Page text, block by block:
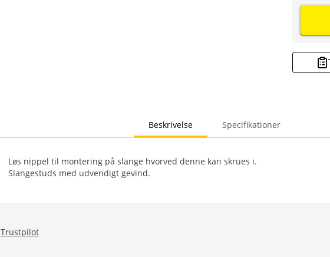
Beskrivelse Specifikationer
Løs nippel til montering på slange hvorved denne kan skrues i.
Slangestuds med udvendigt gevind.
Trustpilot